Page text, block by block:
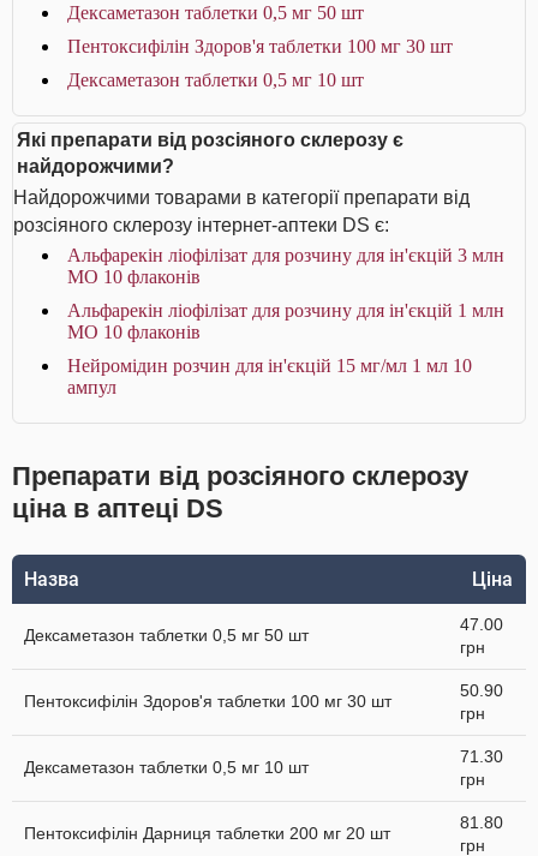
Дексаметазон таблетки 0,5 мг 50 шт
Пентоксифілін Здоров'я таблетки 100 мг 30 шт
Дексаметазон таблетки 0,5 мг 10 шт
Які препарати від розсіяного склерозу є
найдорожчими?
Найдорожчими товарами в категорії препарати від
розсіяного склерозу інтернет-аптеки DS є:
Альфарекін ліофілізат для розчину для ін'єкцій 3 млн
МО 10 флаконів
Альфарекін ліофілізат для розчину для ін'єкцій 1 млн
МО 10 флаконів
Нейромідин розчин для ін'єкцій 15 мг/мл 1 мл 10
ампул
Препарати від розсіяного склерозу
ціна в аптеці DS
Назва Ціна
Дексаметазон таблетки 0,5 мг 50 шт
47.00
грн
Пентоксифілін Здоров'я таблетки 100 мг 30 шт
50.90
грн
Дексаметазон таблетки 0,5 мг 10 шт
71.30
грн
Пентоксифілін Дарниця таблетки 200 мг 20 шт
81.80
грн